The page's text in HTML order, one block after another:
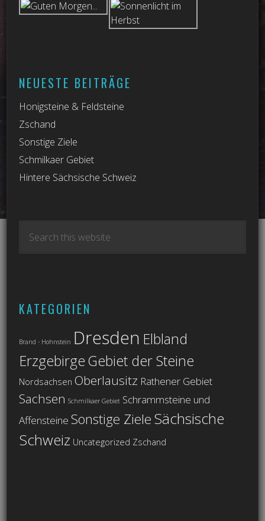
NEUESTE BEITRÄGE
Honigsteine & Feldsteine
Zschand
Sonstige Ziele
Schmilkaer Gebiet
Hintere Sächsische Schweiz
KATEGORIEN
Brand - Hohnstein Dresden Elbland
ErzgebirgeGebiet der Steine
Nordsachsen Oberlausitz Rathener Gebiet
Sachsen Schmilkaer Gebiet Schrammsteine und
Affensteine Sonstige ZieleSächsische
Schweiz Uncategorized Zschand